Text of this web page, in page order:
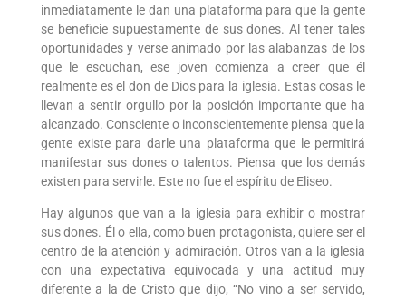
inmediatamente le dan una plataforma para que la gente
se beneficie supuestamente de sus dones. Al tener tales
oportunidades y verse animado por las alabanzas de los
que le escuchan, ese joven comienza a creer que él
realmente es el don de Dios para la iglesia. Estas cosas le
llevan a sentir orgullo por la posición importante que ha
alcanzado. Consciente o inconscientemente piensa que la
gente existe para darle una plataforma que le permitirá
manifestar sus dones o talentos. Piensa que los demás
existen para servirle. Este no fue el espíritu de Eliseo.
Hay algunos que van a la iglesia para exhibir o mostrar
sus dones. Él o ella, como buen protagonista, quiere ser el
centro de la atención y admiración. Otros van a la iglesia
con una expectativa equivocada y una actitud muy
diferente a la de Cristo que dijo, “No vino a ser servido,